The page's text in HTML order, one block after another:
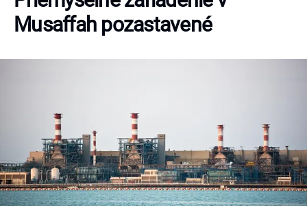
Musaffah pozastavené